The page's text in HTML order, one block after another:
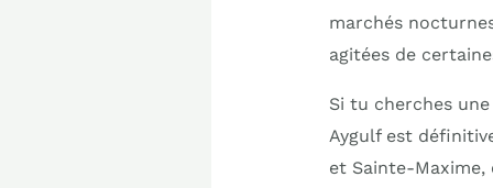
marchés
agitées de
Si tu cherches
Aygulf est
et Sainte-Maxime,